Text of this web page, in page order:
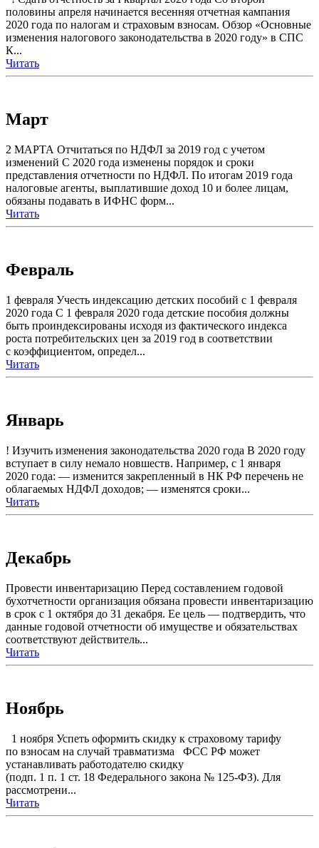
половины апреля начинается весенняя отчетная кампания
2020 года по налогам и страховым взносам. Обзор «Основные
изменения налогового законодательства в 2020 году» в СПС
К...
Читать
Март
2 МАРТА Отчитаться по НДФЛ за 2019 год с учетом
изменений С 2020 года изменены порядок и сроки
представления отчетности по НДФЛ. По итогам 2019 года
налоговые агенты, выплатившие доход 10 и более лицам,
обязаны подавать в ИФНС форм...
Читать
Февраль
1 февраля Учесть индексацию детских пособий с 1 февраля
2020 года С 1 февраля 2020 года детские пособия должны
быть проиндексированы исходя из фактического индекса
роста потребительских цен за 2019 год в соответствии
с коэффициентом, определ...
Читать
Январь
! Изучить изменения законодательства 2020 года В 2020 году
вступает в силу немало новшеств. Например, с 1 января
2020 года: — изменится закрепленный в НК РФ перечень не
облагаемых НДФЛ доходов; — изменятся сроки...
Читать
Декабрь
Провести инвентаризацию Перед составлением годовой
бухотчетности организация обязана провести инвентаризацию
в срок с 1 октября до 31 декабря. Ее цель — подтвердить, что
данные годовой отчетности об имуществе и обязательствах
соответствуют действитель...
Читать
Ноябрь
1 ноября Успеть оформить скидку к страховому тарифу
по взносам на случай травматизма ФСС РФ может
устанавливать работодателю скидку
(подп. 1 п. 1 ст. 18 Федерального закона № 125-ФЗ). Для
рассмотрени...
Читать